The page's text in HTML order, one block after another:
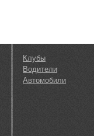
Клубы
Водители
Автомобили